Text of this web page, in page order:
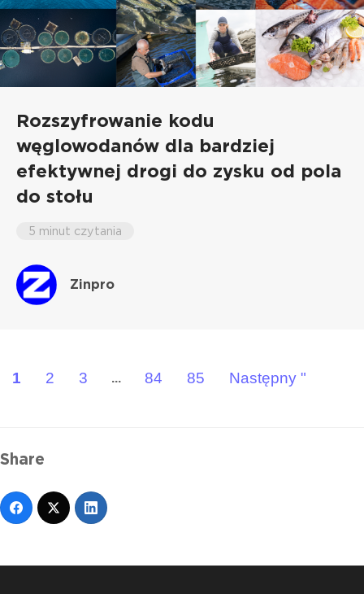
Rozszyfrowanie kodu
węglowodanów dla bardziej
efektywnej drogi do zysku od pola
do stołu
5 minut czytania
Zinpro
1 2 3 ... 84 85 Następny "
Share